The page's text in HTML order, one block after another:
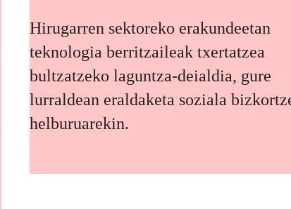
Hirugarren sektoreko erakundeetan
teknologia berritzaileak txertatzea
bultzatzeko laguntza-deialdia, gure
lurraldean eraldaketa soziala
helburuarekin.